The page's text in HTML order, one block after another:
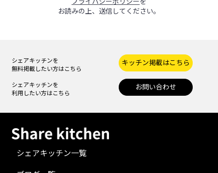
お読みの上、送信してください。
シェアキッチンを
無料掲載したい方はこちら
キッチン掲載はこちら
シェアキッチンを
利用したい方はこちら
お問い合わせ
シェアキッチン一覧